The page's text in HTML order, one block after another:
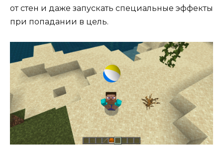
от стен и даже запускать специальные эффекты
при попадании в цель.